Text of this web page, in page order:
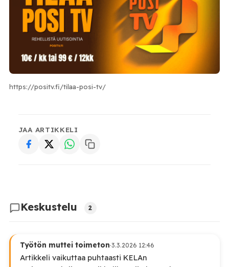
https://positv.fi/tilaa-posi-tv/
JAA ARTIKKELI
Keskustelu 2
Työtön muttei toimeton·3.3.2026 12:46
Artikkeli vaikuttaa puhtaasti KELAn